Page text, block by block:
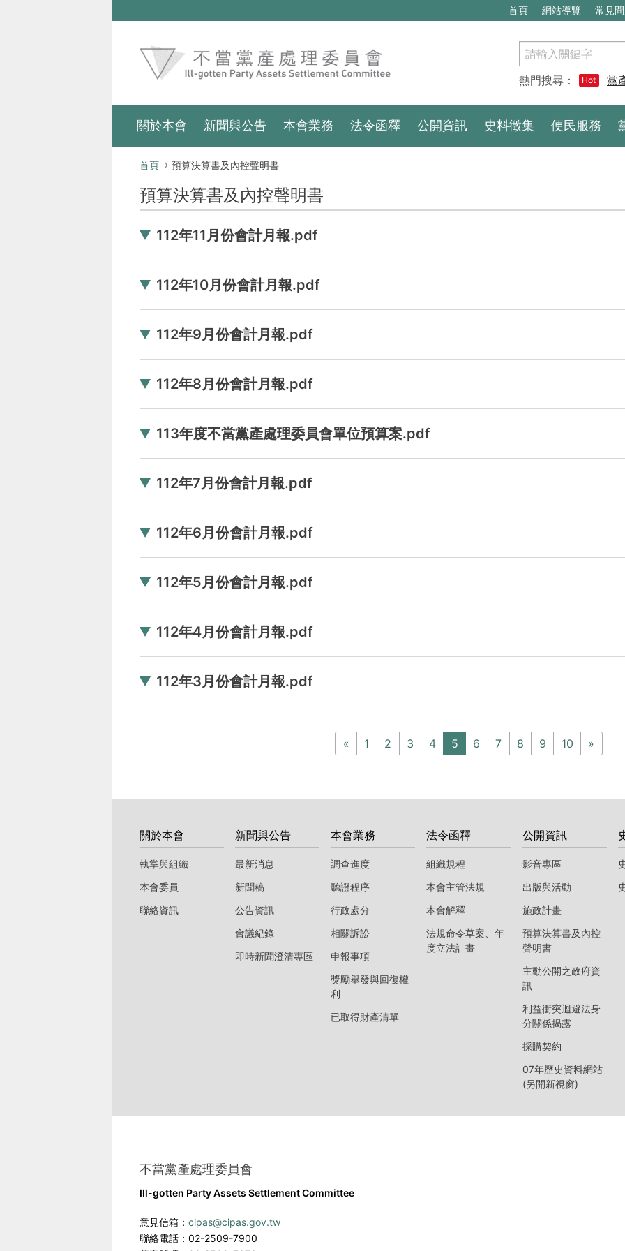
首頁 網站導覽 常見
搜
尋
熱門搜尋：
Hot 黨
關於本會 新聞與公告 本會業務 法令函釋 公開資訊 史料徵集 便民服務
首頁 預算決算書及內控聲明書
預算決算書及內控聲明書
112年11月份會計月報.pdf
112年10月份會計月報.pdf
112年9月份會計月報.pdf
112年8月份會計月報.pdf
113年度不當黨產處理委員會單位預算案.pdf
112年7月份會計月報.pdf
112年6月份會計月報.pdf
112年5月份會計月報.pdf
112年4月份會計月報.pdf
112年3月份會計月報.pdf
« 1 2 3 4 5 6 7 8 9 10 »
關於本會
執掌與組織
本會委員
聯絡資訊
新聞與公告
最新消息
新聞稿
公告資訊
會議紀錄
即時新聞澄清專區
本會業務
調查進度
聽證程序
行政處分
相關訴訟
申報事項
獎勵舉發與回復權
利
已取得財產清單
法令函釋
組織規程
本會主管法規
本會解釋
法規命令草案、年
度立法計畫
公開資訊
影音專區
出版與活動
施政計畫
預算決算書及內控
聲明書
主動公開之政府資
訊
利益衝突迴避法身
分關係揭露
採購契約
07年歷史資料網站
(另開新視窗)
不當黨產處理委員會
Ill-gotten Party Assets Settlement Committee
意見信箱： cipas@cipas.gov.tw
聯絡電話：02-2509-7900